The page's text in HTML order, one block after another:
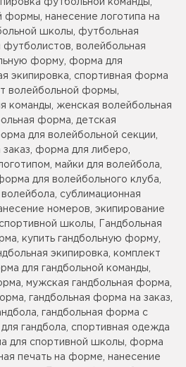
футбольной команды,
формы, нанесение логотипа на
школы, футбольная
волейбольная
форму, форма для
экипировка, спортивная форма
волейбольной формы,
команды, женская волейбольная
форма, детская
для волейбольной секции,
форма для либеро,
майки для волейбола,
для волейбольного клуба,
сублимационная
номеров, экипирование
школы, Гандбольная
купить гандбольную форму,
экипировка, комплект
для гандбольной команды,
мужская гандбольная форма,
гандбольная форма на заказ,
гандбольная форма с
гандбола, спортивная одежда
для спортивной школы, форма
печать на форме, нанесение